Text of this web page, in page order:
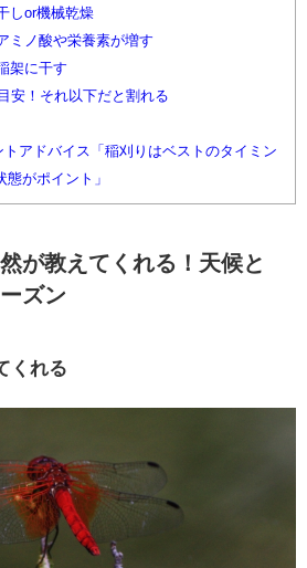
しor機械乾燥
ミノ酸や栄養素が増す
架に干す
安！それ以下だと割れる
アドバイス「稲刈りはベストのタイミン
がポイント」
が教えてくれる！天候と
ズン
くれる